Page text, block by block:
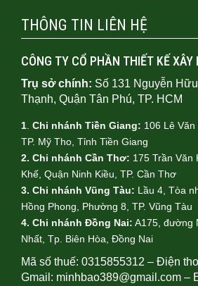
THÔNG TIN LIÊN HỆ
CÔNG TY CỔ PHẦN THIẾT KẾ XÂY
Trụ sở chính: Số 131 Nguyễn
Thạnh, Quận Tân Phú, TP. HCM
1. Chi nhánh Tiền Giang: 106 Lê
TP. Mỹ Tho, Tỉnh Tiền Giang
2. Chi nhánh Cần Thơ: 175 Trần Văn
Khế, Quận Ninh Kiều, TP. Cần Thơ
3. Chi nhánh Vũng Tàu: Lầu 4, Tòa
Hồng Phong, Phường 8, TP. Vũng Tàu
4. Chi nhánh Đồng Nai: A175, đường
Nhất, Tp. Biên Hòa, Đồng Nai
Mã số thuế: 0315855312 – Điện
Gmail: minhbao389@gmail.com –